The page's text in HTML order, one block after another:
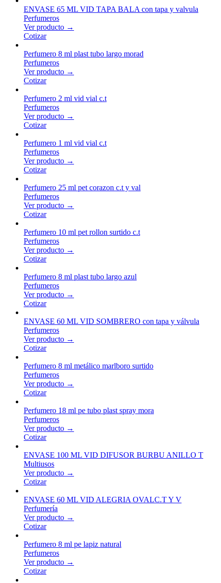
ENVASE 65 ML VID TAPA BALA con tapa y valvula
Perfumeros
Ver producto →
Cotizar
Perfumero 8 ml plast tubo largo morad
Perfumeros
Ver producto →
Cotizar
Perfumero 2 ml vid vial c.t
Perfumeros
Ver producto →
Cotizar
Perfumero 1 ml vid vial c.t
Perfumeros
Ver producto →
Cotizar
Perfumero 25 ml pet corazon c.t y val
Perfumeros
Ver producto →
Cotizar
Perfumero 10 ml pet rollon surtido c.t
Perfumeros
Ver producto →
Cotizar
Perfumero 8 ml plast tubo largo azul
Perfumeros
Ver producto →
Cotizar
ENVASE 60 ML VID SOMBRERO con tapa y válvula
Perfumeros
Ver producto →
Cotizar
Perfumero 8 ml metálico marlboro surtido
Perfumeros
Ver producto →
Cotizar
Perfumero 18 ml pe tubo plast spray mora
Perfumeros
Ver producto →
Cotizar
ENVASE 100 ML VID DIFUSOR BURBU ANILLO T
Multiusos
Ver producto →
Cotizar
ENVASE 60 ML VID ALEGRIA OVALC.T Y V
Perfumería
Ver producto →
Cotizar
Perfumero 8 ml pe lapiz natural
Perfumeros
Ver producto →
Cotizar